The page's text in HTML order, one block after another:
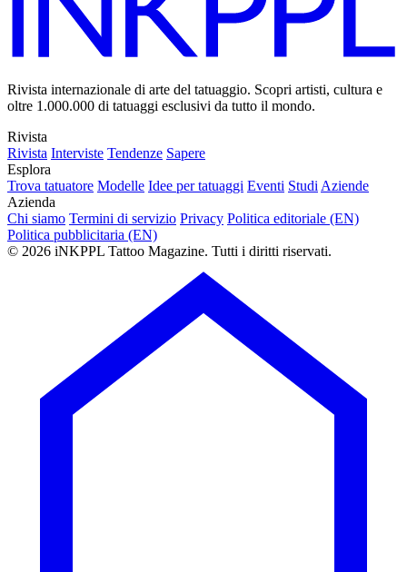
Rivista internazionale di arte del tatuaggio. Scopri artisti, cultura e
oltre 1.000.000 di tatuaggi esclusivi da tutto il mondo.
Rivista
Rivista Interviste Tendenze Sapere
Esplora
Trova tatuatore Modelle Idee per tatuaggi Eventi Studi Aziende
Azienda
Chi siamo Termini di servizio Privacy Politica editoriale (EN)
Politica pubblicitaria (EN)
© 2026 iNKPPL Tattoo Magazine. Tutti i diritti riservati.